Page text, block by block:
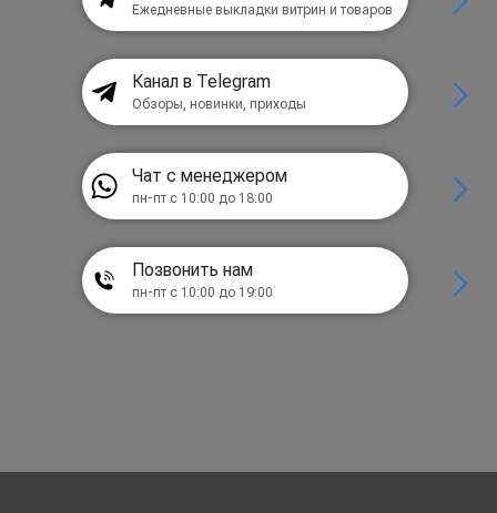
Ежедневные выкладки витрин и товаров
Канал в Telegram
Обзоры, новинки, приходы
Чат с менеджером
пн-пт с 10:00 до 18:00
Позвонить нам
пн-пт с 10:00 до 19:00